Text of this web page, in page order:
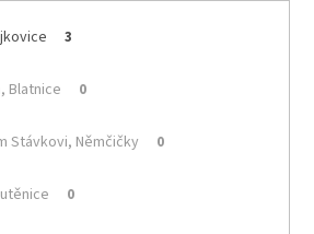
3
Blatnice 0
Stávkovi, Němčičky 0
0